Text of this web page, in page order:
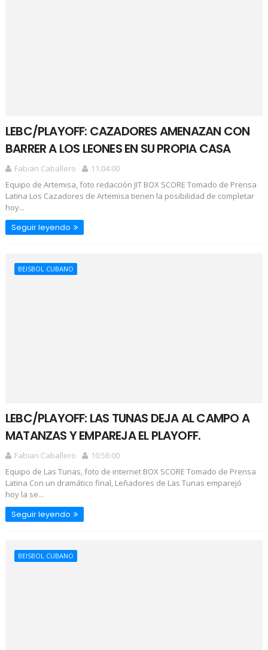
LEBC/PLAYOFF: CAZADORES AMENAZAN CON
BARRER A LOS LEONES EN SU PROPIA CASA
Fabian Caballero
11:04:00
Equipo de Artemisa, foto redacción JIT BOX SCORE Tomado de Prensa
Latina Los Cazadores de Artemisa tienen la posibilidad de completar
hoy...
Seguir leyendo
BEISBOL CUBANO
LEBC/PLAYOFF: LAS TUNAS DEJA AL CAMPO A
MATANZAS Y EMPAREJA EL PLAYOFF.
Fabian Caballero
10:56:00
Equipo de Las Tunas, foto de internet BOX SCORE Tomado de Prensa
Latina Con un dramático final, Leñadores de Las Tunas emparejó
hoy la se...
Seguir leyendo
BEISBOL CUBANO